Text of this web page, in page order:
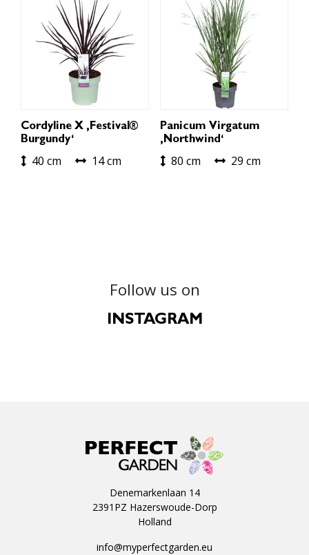
Cordyline X ‚Festival®
Burgundy‘
40 cm 14 cm
Panicum Virgatum
‚Northwind‘
80 cm 29 cm
Follow us on
INSTAGRAM
Denemarkenlaan 14
2391PZ Hazerswoude-Dorp
Holland
info@myperfectgarden.eu